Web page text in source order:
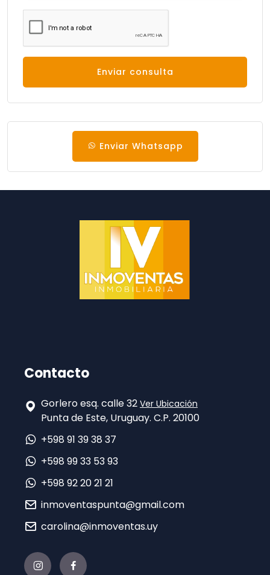
Enviar consulta
Enviar Whatsapp
Contacto
Gorlero esq. calle 32 Ver Ubicación
Punta de Este, Uruguay. C.P. 20100
+598 91 39 38 37
+598 99 33 53 93
+598 92 20 21 21
inmoventaspunta@gmail.com
carolina@inmoventas.uy